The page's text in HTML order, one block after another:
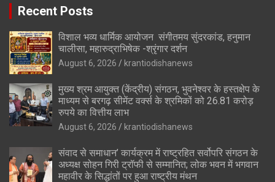
Recent Posts
विशाल भव्य धार्मिक आयोजन संगीतमय सुंदरकांड, हनुमान
चालीसा, महारुद्राभिषेक -श्रृंगार दर्शन
August 6, 2026 krantiodishanews
मुख्य श्रम आयुक्त (केंद्रीय) संगठन, भुवनेश्वर के हस्तक्षेप के
माध्यम से बरगढ़ सीमेंट वर्क्स के श्रमिकों को 26.81 करोड़
रुपये का वित्तीय लाभ
August 6, 2026 krantiodishanews
संवाद से समाधान’ कार्यक्रम में राष्ट्रहित सर्वोपरि संगठन के
अध्यक्ष सोहन गिरी ट्रॉफी से सम्मानित; लोक भवन में भगवान
महावीर के सिद्धांतों पर हुआ राष्ट्रीय मंथन